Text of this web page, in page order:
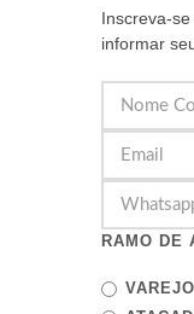
Inscreva-
informar
RAMO DE
VAREJO